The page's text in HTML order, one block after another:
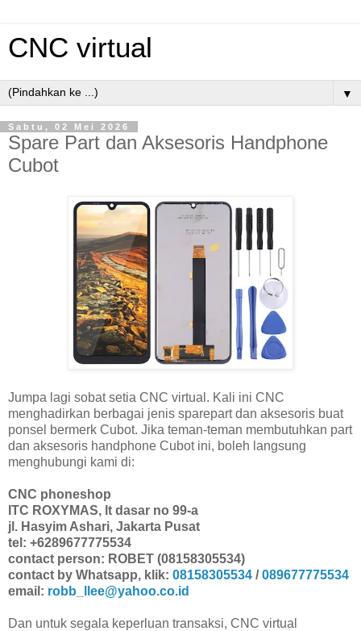
CNC virtual
▼
Sabtu, 02 Mei 2026
Spare Part dan Aksesoris Handphone
Cubot
Jumpa lagi sobat setia CNC virtual. Kali ini CNC
menghadirkan berbagai jenis sparepart dan aksesoris buat
ponsel bermerk Cubot. Jika teman-teman membutuhkan part
dan aksesoris handphone Cubot ini, boleh langsung
menghubungi kami di:
CNC phoneshop
ITC ROXYMAS, lt dasar no 99-a
jl. Hasyim Ashari, Jakarta Pusat
tel: +6289677775534
contact person: ROBET (08158305534)
contact by Whatsapp, klik: 08158305534 /089677775534
email: robb_llee@yahoo.co.id
Dan untuk segala keperluan transaksi, CNC virtual